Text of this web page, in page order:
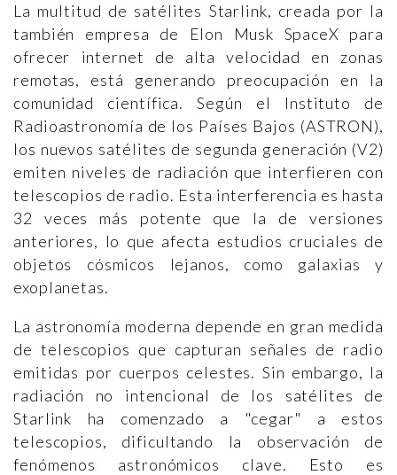
La multitud de satélites Starlink, creada por la
también empresa de Elon Musk SpaceX para
ofrecer internet de alta velocidad en zonas
remotas, está generando preocupación en la
comunidad científica. Según el Instituto de
Radioastronomía de los Países Bajos (ASTRON),
los nuevos satélites de segunda generación (V2)
emiten niveles de radiación que interfieren con
telescopios de radio. Esta interferencia es hasta
32 veces más potente que la de versiones
anteriores, lo que afecta estudios cruciales de
objetos cósmicos lejanos, como galaxias y
exoplanetas.
La astronomía moderna depende en gran medida
de telescopios que capturan señales de radio
emitidas por cuerpos celestes. Sin embargo, la
radiación no intencional de los satélites de
Starlink ha comenzado a "cegar" a estos
telescopios, dificultando la observación de
fenómenos astronómicos clave. Esto es